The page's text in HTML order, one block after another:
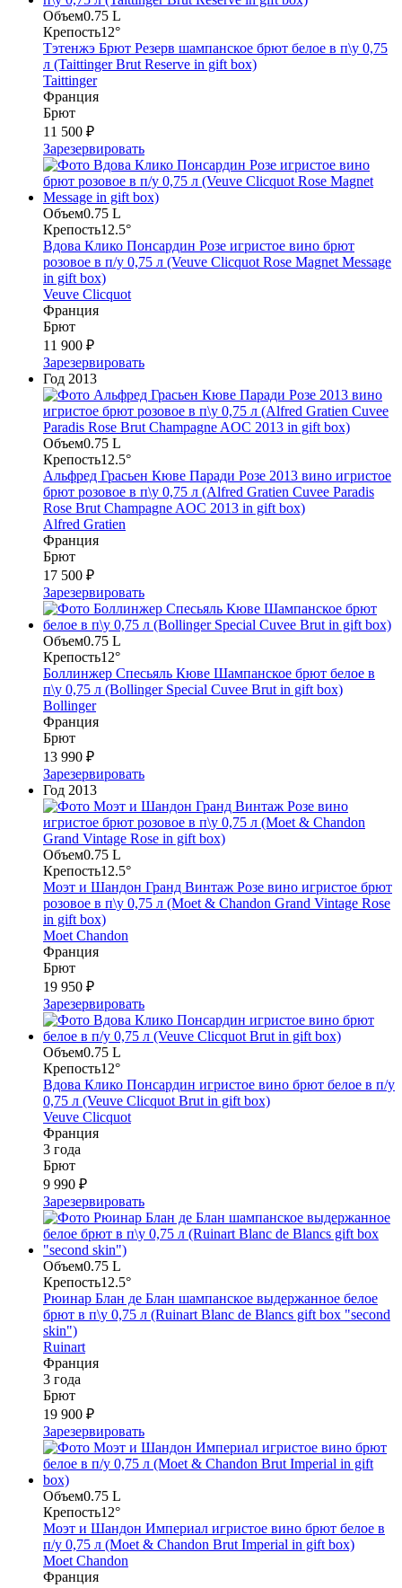
Объем0.75 L
Крепость12°
Тэтенжэ Брют Резерв шампанское брют белое в п\у 0,75
л (Taittinger Brut Reserve in gift box)
Taittinger
Франция
Брют
11 500 ₽
Зарезервировать
Объем0.75 L
Крепость12.5°
Вдова Клико Понсардин Розе игристое вино брют
розовое в п/у 0,75 л (Veuve Clicquot Rose Magnet Message
in gift box)
Veuve Clicquot
Франция
Брют
11 900 ₽
Зарезервировать
Год 2013
Объем0.75 L
Крепость12.5°
Альфред Грасьен Кюве Паради Розе 2013 вино игристое
брют розовое в п\у 0,75 л (Alfred Gratien Cuvee Paradis
Rose Brut Champagne AOC 2013 in gift box)
Alfred Gratien
Франция
Брют
17 500 ₽
Зарезервировать
Объем0.75 L
Крепость12°
Боллинжер Спесьяль Кюве Шампанское брют белое в
п\у 0,75 л (Bollinger Special Cuvee Brut in gift box)
Bollinger
Франция
Брют
13 990 ₽
Зарезервировать
Год 2013
Объем0.75 L
Крепость12.5°
Моэт и Шандон Гранд Винтаж Розе вино игристое брют
розовое в п\у 0,75 л (Moet & Chandon Grand Vintage Rose
in gift box)
Moet Chandon
Франция
Брют
19 950 ₽
Зарезервировать
Объем0.75 L
Крепость12°
Вдова Клико Понсардин игристое вино брют белое в п/у
0,75 л (Veuve Clicquot Brut in gift box)
Veuve Clicquot
Франция
3 года
Брют
9 990 ₽
Зарезервировать
Объем0.75 L
Крепость12.5°
Рюинар Блан де Блан шампанское выдержанное белое
брют в п\у 0,75 л (Ruinart Blanc de Blancs gift box "second
skin")
Ruinart
Франция
3 года
Брют
19 900 ₽
Зарезервировать
Объем0.75 L
Крепость12°
Моэт и Шандон Империал игристое вино брют белое в
п/у 0,75 л (Moet & Chandon Brut Imperial in gift box)
Moet Chandon
Франция